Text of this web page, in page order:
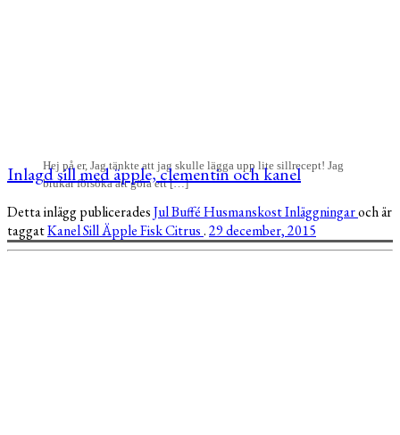
Hej på er, Jag tänkte att jag skulle lägga upp lite sillrecept! Jag
brukar försöka att göra ett […]
Inlagd sill med äpple, clementin och kanel
Detta inlägg publiceradesJulBufféHusmanskostInläggningaroch är
taggatKanelSillÄppleFiskCitrus.29 december, 2015